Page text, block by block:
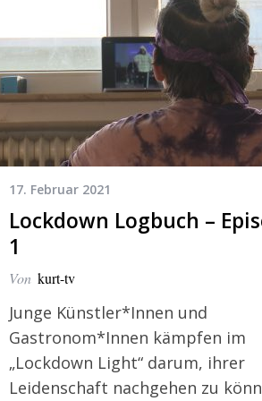
17. Februar 2021
Lockdown Logbuch –
1
Von kurt-tv
Junge Künstler*Innen und
Gastronom*Innen kämpfen im
„Lockdown Light“ darum, ihrer
Leidenschaft nachgehen zu